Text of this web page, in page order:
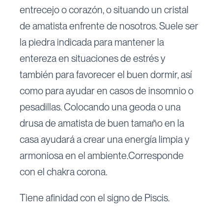
entrecejo o corazón, o situando un cristal
de amatista enfrente de nosotros. Suele ser
la piedra indicada para mantener la
entereza en situaciones de estrés y
también para favorecer el buen dormir, así
como para ayudar en casos de insomnio o
pesadillas. Colocando una geoda o una
drusa de amatista de buen tamaño en la
casa ayudará a crear una energía limpia y
armoniosa en el ambiente.Corresponde
con el chakra corona.
Tiene afinidad con el signo de Piscis.